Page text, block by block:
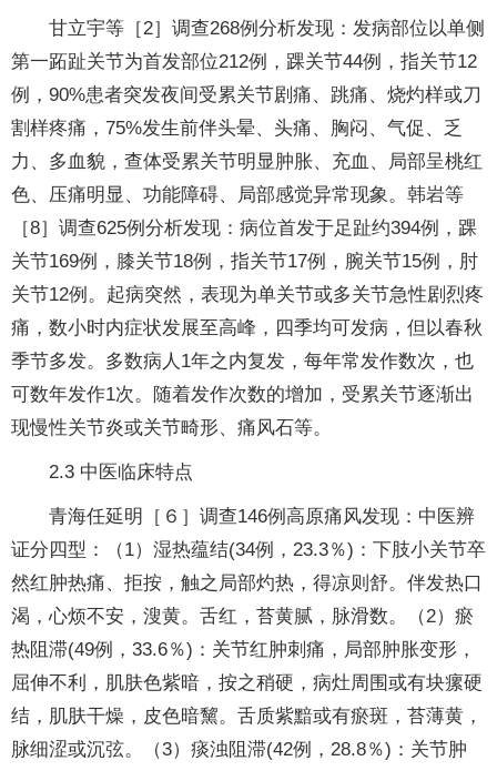
甘立宇等［2］调查268例分析发现：发病部位以单侧
第一跖趾关节为首发部位212例，踝关节44例，指关节12
例，90%患者突发夜间受累关节剧痛、跳痛、烧灼样或刀
割样疼痛，75%发生前伴头晕、头痛、胸闷、气促、乏
力、多血貌，查体受累关节明显肿胀、充血、局部呈桃红
色、压痛明显、功能障碍、局部感觉异常现象。韩岩等
［8］调查625例分析发现：病位首发于足趾约394例，踝
关节169例，膝关节18例，指关节17例，腕关节15例，肘
关节12例。起病突然，表现为单关节或多关节急性剧烈疼
痛，数小时内症状发展至高峰，四季均可发病，但以春秋
季节多发。多数病人1年之内复发，每年常发作数次，也
可数年发作1次。随着发作次数的增加，受累关节逐渐出
现慢性关节炎或关节畸形、痛风石等。
2.3 中医临床特点
青海任延明［６］调查146例高原痛风发现：中医辨
证分四型：（1）湿热蕴结(34例，23.3％)：下肢小关节卒
然红肿热痛、拒按，触之局部灼热，得凉则舒。伴发热口
渴，心烦不安，溲黄。舌红，苔黄腻，脉滑数。（2）瘀
热阻滞(49例，33.6％)：关节红肿刺痛，局部肿胀变形，
屈伸不利，肌肤色紫暗，按之稍硬，病灶周围或有块瘰硬
结，肌肤干燥，皮色暗黧。舌质紫黯或有瘀斑，苔薄黄，
脉细涩或沉弦。（3）痰浊阻滞(42例，28.8％)：关节肿